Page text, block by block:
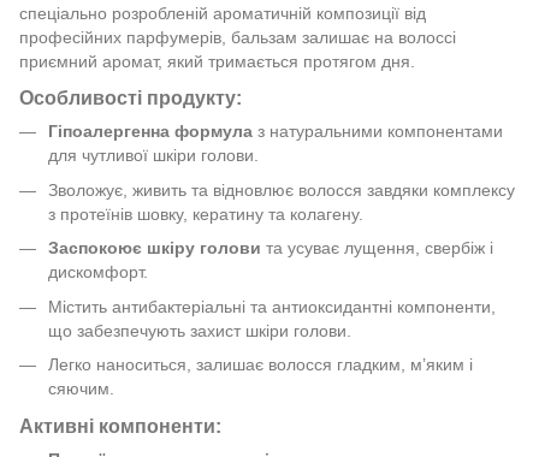
спеціально розробленій ароматичній композиції від
професійних парфумерів, бальзам залишає на волоссі
приємний аромат, який тримається протягом дня.
Особливості продукту:
Гіпоалергенна формула з натуральними компонентами
для чутливої шкіри голови.
Зволожує, живить та відновлює волосся завдяки комплексу
з протеїнів шовку, кератину та колагену.
Заспокоює шкіру голови та усуває лущення, свербіж і
дискомфорт.
Містить антибактеріальні та антиоксидантні компоненти,
що забезпечують захист шкіри голови.
Легко наноситься, залишає волосся гладким, м’яким і
сяючим.
Активні компоненти: